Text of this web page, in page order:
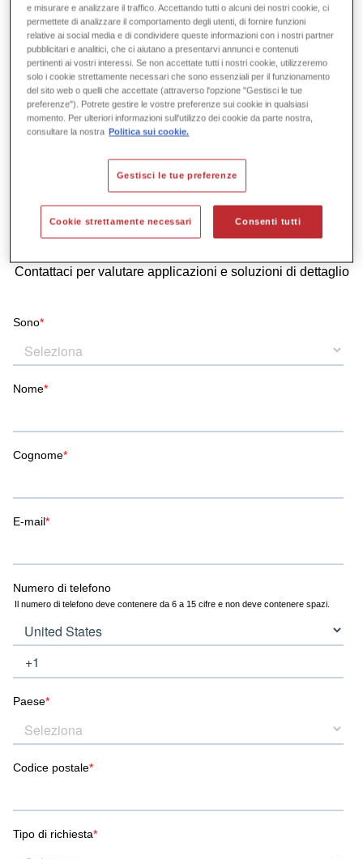
Tutti i prodotti a base di silicato di calcio Skamowall
sono dotati di una EPD (Environmental Product
Declaration, Dichiarazione ambientale di prodotto),
verificata da terzi e pubblicata tramite EPD Danimarca.
Per saperne di più sull'EPD (Environmental Product
Declaration, Dichiarazione ambientale di prodotto) fate
clic qui.
Che cos'è SkamoWall Bore?
SkamoWall Bore èun foro utilizzato sui lati e sulla
parte superiore delle finestre.
Di quale materiale è fatto SkamoWall Bore?
SkamoWall Boreè realizzato in silicato di calcio.
Vuoi chiarire l’utilizzo di
SkamoWall Bore?
Contattaci per valutare applicazioni e soluzioni di dettaglio
e misurare e analizzare il traffico. Accettando tutti o alcuni dei nostri cookie, ci
permettete di analizzare il comportamento degli utenti, di fornire funzioni
relative ai social media e di condividere queste informazioni con i nostri partner
pubblicitari e analitici, che ci aiutano a presentarvi annunci e contenuti
pertinenti ai vostri interessi. Se non accettate tutti i nostri cookie, utilizzeremo
solo i cookie strettamente necessari che sono essenziali per il funzionamento
del sito web o quelli che accettate (attraverso l'opzione "Gestisci le tue
preferenze"). Potrete gestire le vostre preferenze sui cookie in qualsiasi
momento. Per ulteriori informazioni sull'utilizzo dei cookie da parte nostra,
consultare la nostra Politica sui cookie.
Gestisci le tue preferenze
Cookie strettamente necessari Consenti tutti